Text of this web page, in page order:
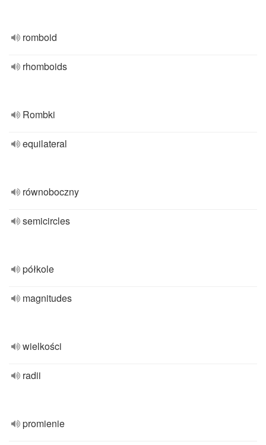
romboid
rhomboids
Rombki
equilateral
równoboczny
semicircles
półkole
magnitudes
wielkości
radii
promienie